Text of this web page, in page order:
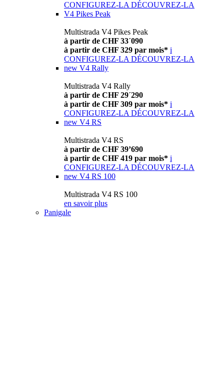
CONFIGUREZ-LA DÉCOUVREZ-LA
V4 Pikes Peak
Multistrada V4 Pikes Peak
à partir de CHF 33´090
à partir de CHF 329 par mois* i
CONFIGUREZ-LA DÉCOUVREZ-LA
new V4 Rally
Multistrada V4 Rally
à partir de CHF 29´290
à partir de CHF 309 par mois* i
CONFIGUREZ-LA DÉCOUVREZ-LA
new V4 RS
Multistrada V4 RS
à partir de CHF 39’690
à partir de CHF 419 par mois* i
CONFIGUREZ-LA DÉCOUVREZ-LA
new V4 RS 100
Multistrada V4 RS 100
en savoir plus
Panigale